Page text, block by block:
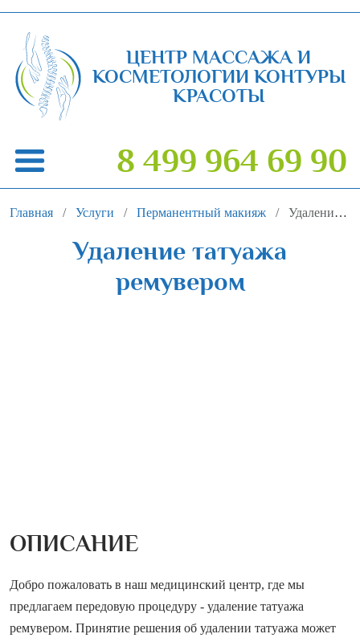
ЦЕНТР МАССАЖА И
КОСМЕТОЛОГИИ КОНТУРЫ
КРАСОТЫ
8 499 964 69 90
Главная Услуги Перманентный макияж Удаление татуажа ремувером
Удаление татуажа
ремувером
ОПИСАНИЕ
Добро пожаловать в наш медицинский центр, где мы
предлагаем передовую процедуру - удаление татуажа
ремувером. Принятие решения об удалении татуажа может